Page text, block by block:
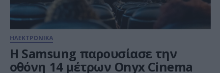
ΗΛΕΚΤΡΟΝΙΚΑ
Η Samsung παρουσίασε την
οθόνη 14 μέτρων Onyx Cinema